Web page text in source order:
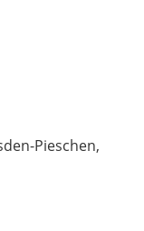
Pieschen,